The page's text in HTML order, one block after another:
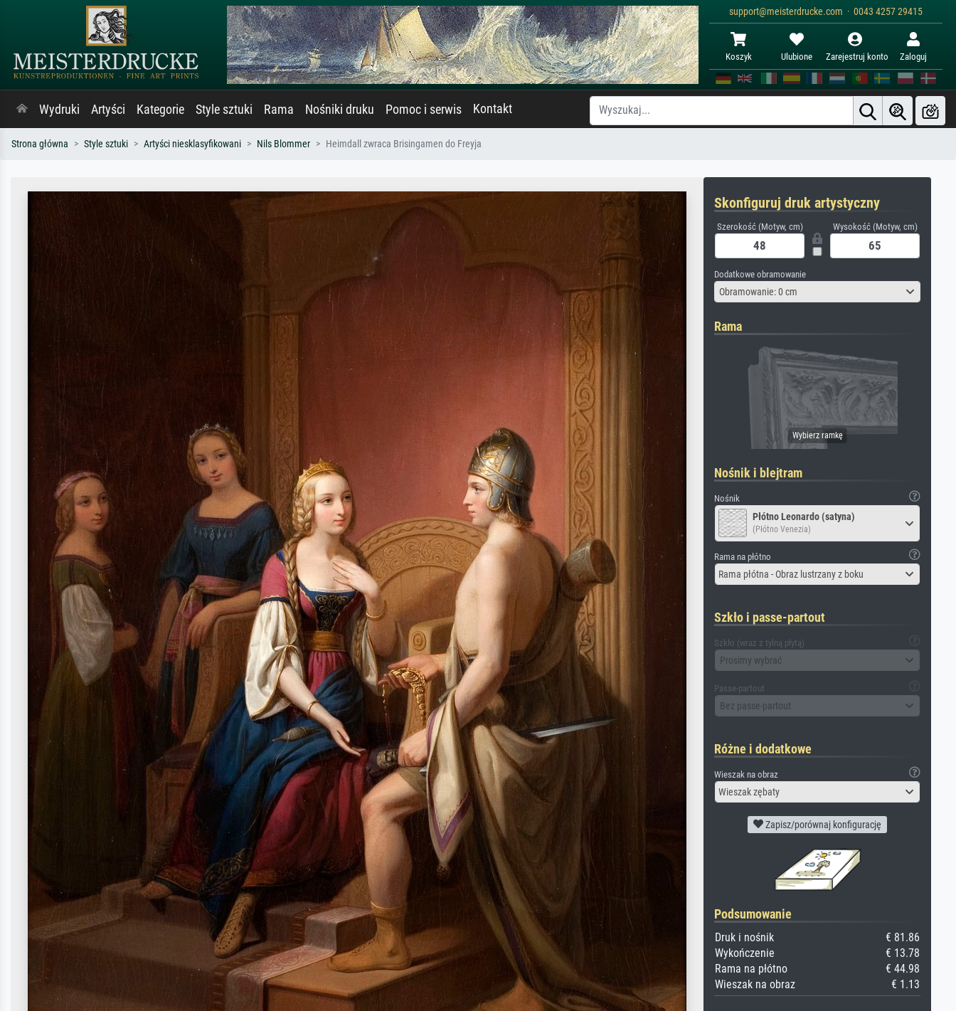
support@meisterdrucke.com · 0043 4257 29415
Koszyk Ulubione Zarejestruj konto Zaloguj
Wydruki Artyści Kategorie Style sztuki Rama Nośniki druku Pomoc i serwis Kontakt
Strona główna Style sztuki Artyści niesklasyfikowani Nils Blommer Heimdall zwraca Brisingamen do Freyja
Skonfiguruj druk artystyczny
Szerokość (Motyw, cm) Wysokość (Motyw, cm)
Dodatkowe obramowanie
Obramowanie: 0 cm
Rama
Nośnik i blejtram
Nośnik
Płótno Leonardo (satyna)
(Płótno Venezia)
Rama na płótno
Rama płótna - Obraz lustrzany z boku
Szkło i passe-partout
Szkło (wraz z tylną płytą)
Prosimy wybrać
Passe-partout
Bez passe-partout
Różne i dodatkowe
Wieszak na obraz
Wieszak zębaty
Zapisz/porównaj konfigurację
Podsumowanie
Druk i nośnik
€ 81.86
Wykończenie
€ 13.78
Rama na płótno
€ 44.98
Wieszak na obraz
€ 1.13